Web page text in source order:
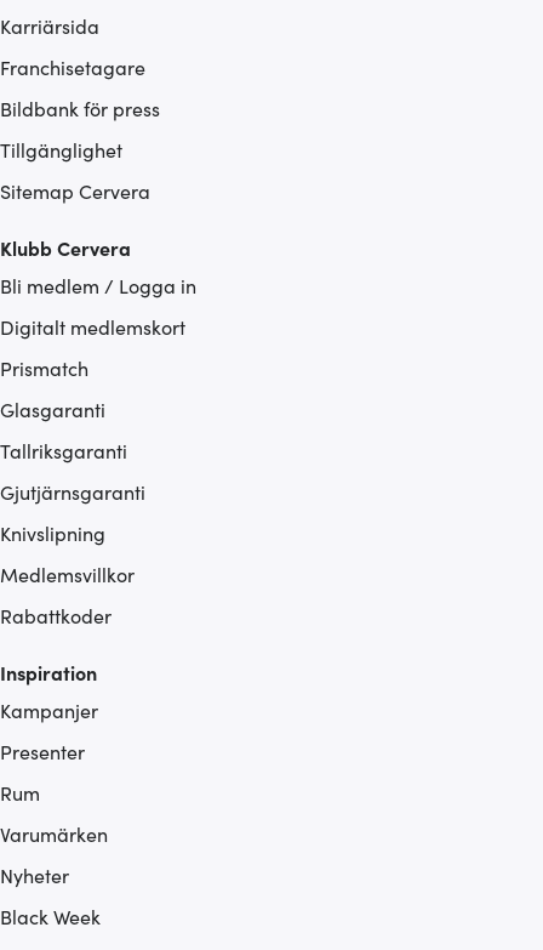
Karriärsida
Franchisetagare
Bildbank för press
Tillgänglighet
Sitemap Cervera
Klubb Cervera
Bli medlem / Logga in
Digitalt medlemskort
Prismatch
Glasgaranti
Tallriksgaranti
Gjutjärnsgaranti
Knivslipning
Medlemsvillkor
Rabattkoder
Inspiration
Kampanjer
Presenter
Rum
Varumärken
Nyheter
Black Week